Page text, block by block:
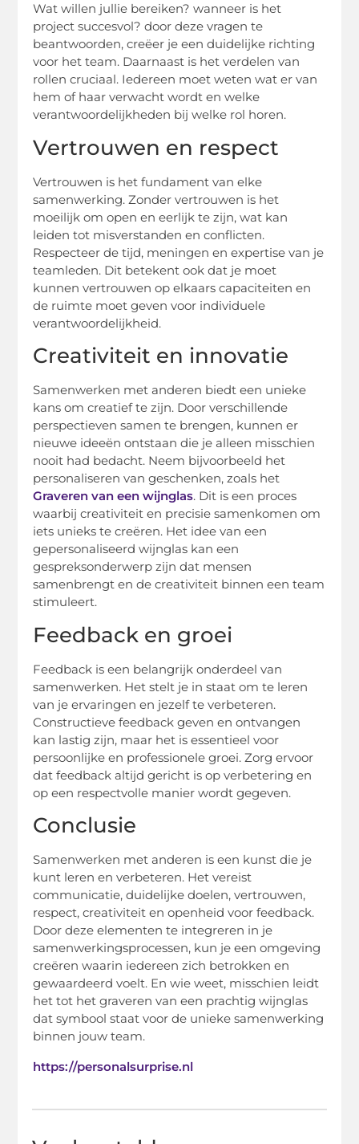
Wat willen jullie bereiken? wanneer is het
project succesvol? door deze vragen te
beantwoorden, creëer je een duidelijke richting
voor het team. Daarnaast is het verdelen van
rollen cruciaal. Iedereen moet weten wat er van
hem of haar verwacht wordt en welke
verantwoordelijkheden bij welke rol horen.
Vertrouwen en respect
Vertrouwen is het fundament van elke
samenwerking. Zonder vertrouwen is het
moeilijk om open en eerlijk te zijn, wat kan
leiden tot misverstanden en conflicten.
Respecteer de tijd, meningen en expertise van je
teamleden. Dit betekent ook dat je moet
kunnen vertrouwen op elkaars capaciteiten en
de ruimte moet geven voor individuele
verantwoordelijkheid.
Creativiteit en innovatie
Samenwerken met anderen biedt een unieke
kans om creatief te zijn. Door verschillende
perspectieven samen te brengen, kunnen er
nieuwe ideeën ontstaan die je alleen misschien
nooit had bedacht. Neem bijvoorbeeld het
personaliseren van geschenken, zoals het
Graveren van een wijnglas. Dit is een proces
waarbij creativiteit en precisie samenkomen om
iets unieks te creëren. Het idee van een
gepersonaliseerd wijnglas kan een
gespreksonderwerp zijn dat mensen
samenbrengt en de creativiteit binnen een team
stimuleert.
Feedback en groei
Feedback is een belangrijk onderdeel van
samenwerken. Het stelt je in staat om te leren
van je ervaringen en jezelf te verbeteren.
Constructieve feedback geven en ontvangen
kan lastig zijn, maar het is essentieel voor
persoonlijke en professionele groei. Zorg ervoor
dat feedback altijd gericht is op verbetering en
op een respectvolle manier wordt gegeven.
Conclusie
Samenwerken met anderen is een kunst die je
kunt leren en verbeteren. Het vereist
communicatie, duidelijke doelen, vertrouwen,
respect, creativiteit en openheid voor feedback.
Door deze elementen te integreren in je
samenwerkingsprocessen, kun je een omgeving
creëren waarin iedereen zich betrokken en
gewaardeerd voelt. En wie weet, misschien leidt
het tot het graveren van een prachtig wijnglas
dat symbool staat voor de unieke samenwerking
binnen jouw team.
https://personalsurprise.nl